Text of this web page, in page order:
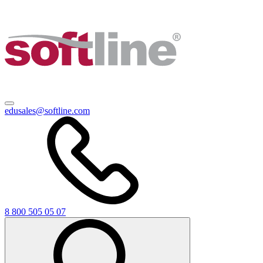
edusales@softline.com
8 800 505 05 07